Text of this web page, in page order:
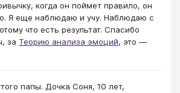
когда он поймет правило, он
Я еще наблюдаю и учу. Наблюдаю с
что есть результат. Спасибо
за Теорию анализа эмоций, это ―
папы. Дочка Соня, 10 лет,